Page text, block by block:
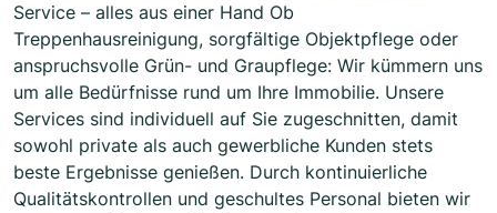
Service – alles aus einer Hand Ob
Treppenhausreinigung, sorgfältige Objektpflege oder
anspruchsvolle Grün- und Graupflege: Wir kümmern uns
um alle Bedürfnisse rund um Ihre Immobilie. Unsere
Services sind individuell auf Sie zugeschnitten, damit
sowohl private als auch gewerbliche Kunden stets
beste Ergebnisse genießen. Durch kontinuierliche
Qualitätskontrollen und geschultes Personal bieten wir